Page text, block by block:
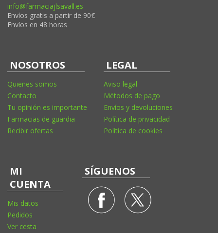
info@farmaciajlsavall.es
Envíos gratis a partir de 90€
Envíos en 48 horas
NOSOTROS
Quienes somos
Contacto
Tu opinión es importante
Farmacias de guardia
Recibir ofertas
LEGAL
Aviso legal
Métodos de pago
Envíos y devoluciones
Política de privacidad
Política de cookies
MI
CUENTA
Mis datos
Pedidos
Ver cesta
SÍGUENOS